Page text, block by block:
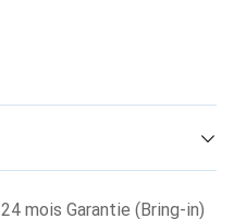
24 mois Garantie (Bring-in)